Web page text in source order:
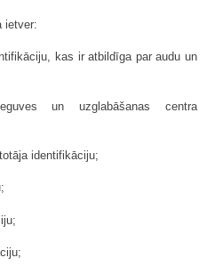
ietver:
kas ir atbildīga par audu un
un uzglabāšanas centra
identifikāciju;